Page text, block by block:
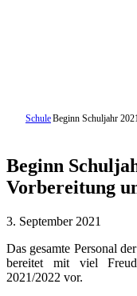
SchuleBeginn Schuljahr
Beginn
Vorbereitung
3. September 2021
Das gesamte Personal
bereitet mit viel
2021/2022 vor.